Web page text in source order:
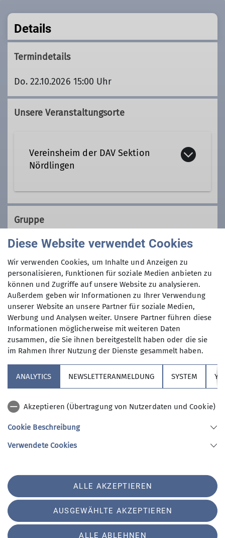
Details
Termindetails
Do. 22.10.2026 15:00 Uhr
Unsere Veranstaltungsorte
Vereinsheim der DAV Sektion
Nördlingen
Stegmühlweg 2 a
Details
Gruppe
Kaffeetreff
Alle sind herzlich eingeladen bei
Kaffee und Kuchen ab 15.00 Uhr ein
Schwätzchen zu halten. Je nach
Geschmack darf's auch mal ein
Weißbier sein. Die leckeren Kuchen
werden abwechselnd mit viel Liebe
von den Teilnehmerinnen oder
Teilnehmern des Kaffeetreffs
gebacken.
Jeder der möchte kann gerne bei uns
im DAV Vereinsheim am Sportplatz
Berger Wiese vorbeischauen.
Einfach ganz zwanglos vorbeischauen!
Im August und im Dezember findet
normalerweise kein Kaffeetreff statt.
Da sich der Termin auch mal
verschieben kann, wird dieser
Ehrenamt + Spenden
Downloads
86720 Nördlingen
Telefon +499081290295
Diese Website verwendet Cookies
Wir verwenden Cookies, um Inhalte und Anzeigen zu
personalisieren, Funktionen für soziale Medien anbieten zu
können und Zugriffe auf unsere Website zu analysieren.
Außerdem geben wir Informationen zu Ihrer Verwendung
unserer Website an unsere Partner für soziale Medien,
Werbung und Analysen weiter. Unsere Partner führen diese
Informationen möglicherweise mit weiteren Daten
zusammen, die Sie ihnen bereitgestellt haben oder die sie
im Rahmen Ihrer Nutzung der Dienste gesammelt haben.
ANALYTICS NEWSLETTERANMELDUNG SYSTEM
Akzeptieren (Übertragung von Nutzerdaten und Cookie)
Cookie Beschreibung
Verwendete Cookies
ALLE AKZEPTIEREN
AUSGEWÄHLTE AKZEPTIEREN
ALLE ABLEHNEN